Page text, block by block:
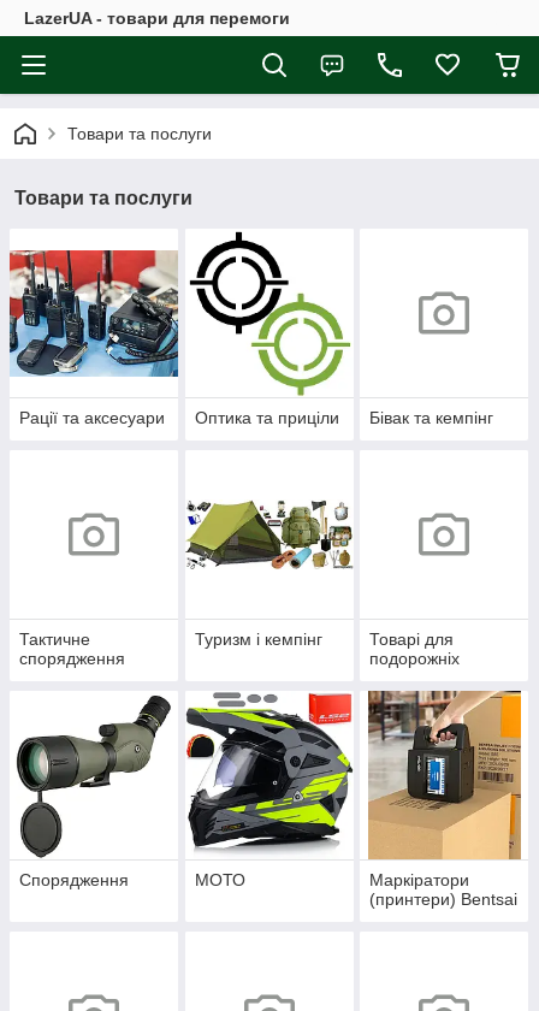
LazerUA - товари для перемоги
Товари та послуги
Товари та послуги
Рації та аксесуари Оптика та приціли Бівак та кемпінг
Тактичне
спорядження
Туризм і кемпінг
Товарі для
подорожніх
Спорядження МОТО
Маркіратори
(принтери) Bentsai